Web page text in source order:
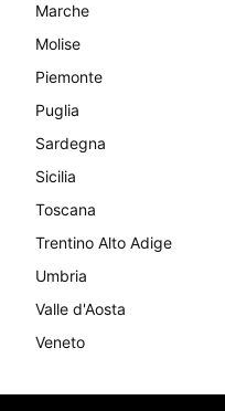
Marche
Molise
Piemonte
Puglia
Sardegna
Sicilia
Toscana
Trentino Alto Adige
Umbria
Valle d'Aosta
Veneto